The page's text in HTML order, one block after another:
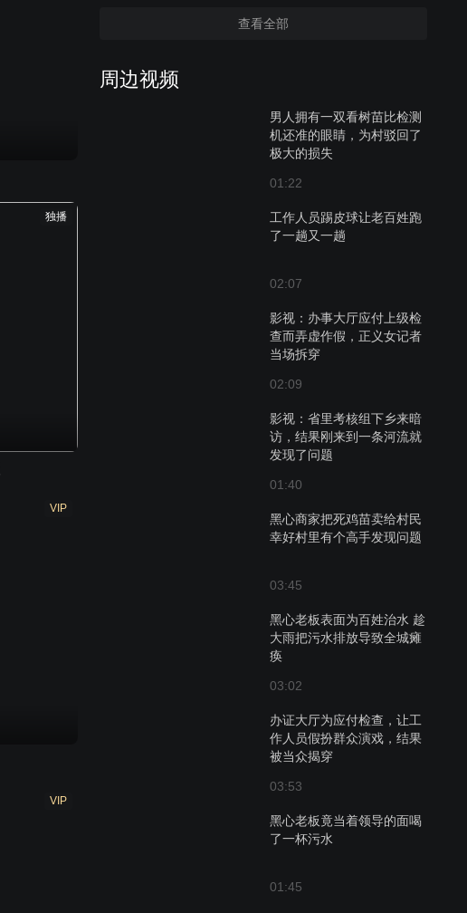
查看全部
周边视频
男人拥有一双看树苗比检测
机还准的眼睛，为村驳回了
极大的损失
01:22
工作人员踢皮球让老百姓跑
了一趟又一趟
02:07
影视：办事大厅应付上级检
查而弄虚作假，正义女记者
当场拆穿
02:09
影视：省里考核组下乡来暗
访，结果刚来到一条河流就
发现了问题
01:40
黑心商家把死鸡苗卖给村民
幸好村里有个高手发现问题
03:45
黑心老板表面为百姓治水 趁
大雨把污水排放导致全城瘫
痪
03:02
办证大厅为应付检查，让工
作人员假扮群众演戏，结果
被当众揭穿
03:53
黑心老板竟当着领导的面喝
了一杯污水
01:45
独播
VIP
VIP